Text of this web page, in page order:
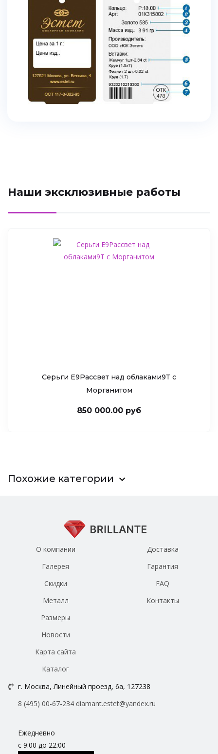
Наши эксклюзивные работы
Серьги Е9Рассвет над облаками9Т c
Морганитом
850 000.00 руб
Похожие категории
О компании
Галерея
Скидки
Металл
Размеры
Новости
Доставка
Гарантия
FAQ
Контакты
Карта сайта
Каталог
г. Москва, Линейный проезд, 6а, 127238
8 (495) 00-67-234 diamant.estet@yandex.ru
Ежедневно
с 9:00 до 22:00